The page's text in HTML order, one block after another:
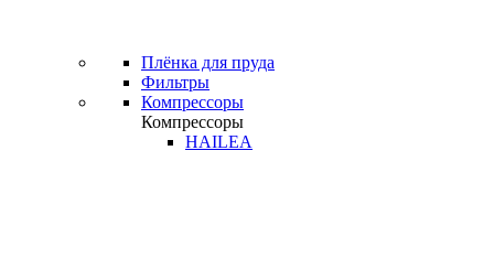
Плёнка для пруда
Фильтры
Компрессоры
Компрессоры
HAILEA